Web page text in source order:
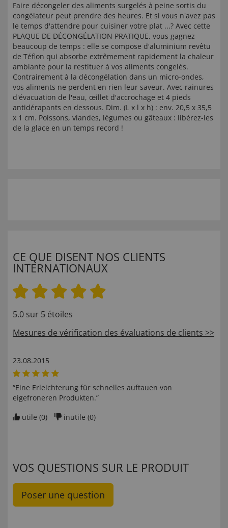
Faire décongeler des aliments surgelés à peine sortis du
congélateur peut prendre des heures. Et si vous n'avez pas
le temps d'attendre pour cuisiner votre plat ...? Avec cette
PLAQUE DE DÉCONGÉLATION PRATIQUE, vous gagnez
beaucoup de temps : elle se compose d'aluminium revêtu
de Téflon qui absorbe extrêmement rapidement la chaleur
ambiante pour la restituer à vos aliments congelés.
Contrairement à la décongélation dans un micro-ondes,
vos aliments ne perdent en rien leur saveur. Avec rainures
d'évacuation de l'eau, œillet d'accrochage et 4 pieds
antidérapants en dessous. Dim. (L x l x h) : env. 20,5 x 35,5
x 1 cm. Poissons, viandes, légumes ou gâteaux : libérez-les
de la glace en un temps record !
CE QUE DISENT NOS CLIENTS
INTERNATIONAUX
5.0 sur 5 étoiles
Mesures de vérification des évaluations de clients >>
23.08.2015
“Eine Erleichterung für schnelles auftauen von
eigefroneren Produkten.”
utile (0) inutile (0)
VOS QUESTIONS SUR LE PRODUIT
Poser une question